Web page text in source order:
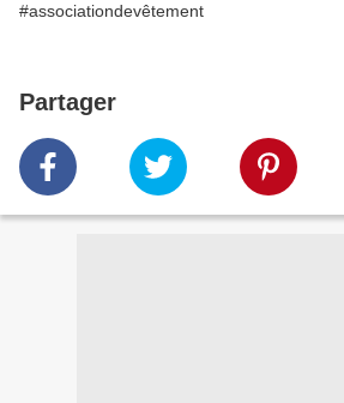
#associationdevêtement
Partager